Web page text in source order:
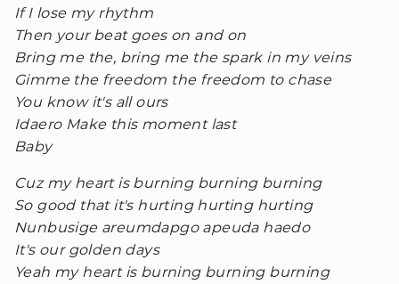
If I lose my rhythm
Then your beat goes on and on
Bring me the, bring me the spark in my veins
Gimme the freedom the freedom to chase
You know it's all ours
Idaero Make this moment last
Baby
Cuz my heart is burning burning burning
So good that it's hurting hurting hurting
Nunbusige areumdapgo apeuda haedo
It's our golden days
Yeah my heart is burning burning burning